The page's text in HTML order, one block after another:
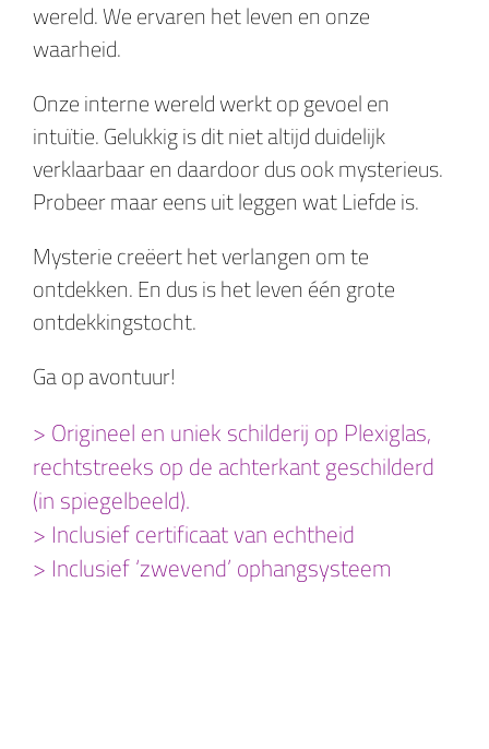
wereld. We ervaren het leven en onze
waarheid.
Onze interne wereld werkt op gevoel en
intuïtie. Gelukkig is dit niet altijd duidelijk
verklaarbaar en daardoor dus ook mysterieus.
Probeer maar eens uit leggen wat Liefde is.
Mysterie creëert het verlangen om te
ontdekken. En dus is het leven één grote
ontdekkingstocht.
Ga op avontuur!
> Origineel en uniek schilderij op Plexiglas,
rechtstreeks op de achterkant geschilderd
(in spiegelbeeld).
> Inclusief certificaat van echtheid
> Inclusief ‘zwevend’ ophangsysteem